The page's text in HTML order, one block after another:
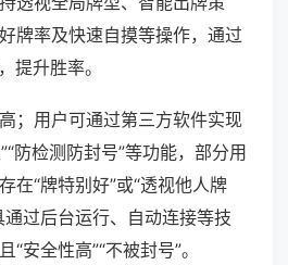
牌率及快速自摸等操作，通过
提升胜率。
；用户可通过第三方软件实现
防检测防封号”等功能，部分用
在“牌特别好”或“透视他人牌
通过后台运行、自动连接等技
安全性高”“不被封号”。